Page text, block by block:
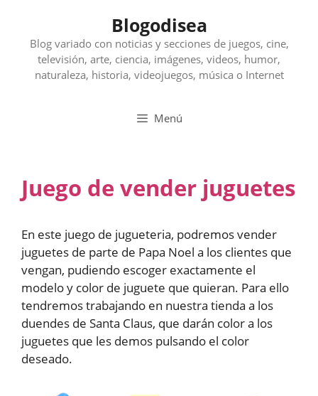
contenido
Blogodisea
Blog variado con noticias y secciones de juegos, cine,
televisión, arte, ciencia, imágenes, videos, humor,
naturaleza, historia, videojuegos, música o Internet
Menú
Juego de vender juguetes
En este juego de jugueteria, podremos vender
juguetes de parte de Papa Noel a los clientes que
vengan, pudiendo escoger exactamente el
modelo y color de juguete que quieran. Para ello
tendremos trabajando en nuestra tienda a los
duendes de Santa Claus, que darán color a los
juguetes que les demos pulsando el color
deseado.